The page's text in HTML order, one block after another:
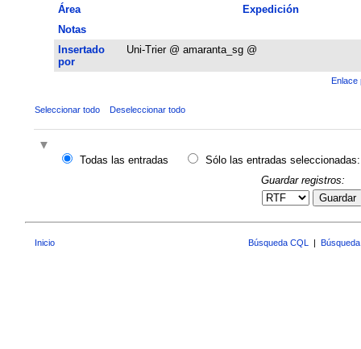
Área
Expedición
Notas
Insertado
por
Uni-Trier @ amaranta_sg @
Enlace
Seleccionar todo Deseleccionar todo
Todas las entradas
Sólo las entradas seleccionadas:
Guardar registros:
Guardar
Inicio Búsqueda CQL